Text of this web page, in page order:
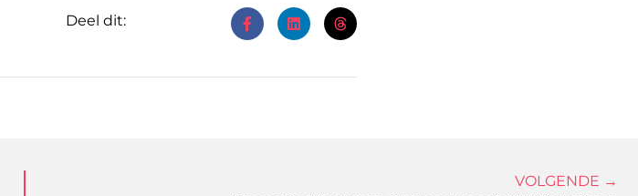
Deel dit:
VOLGENDE →